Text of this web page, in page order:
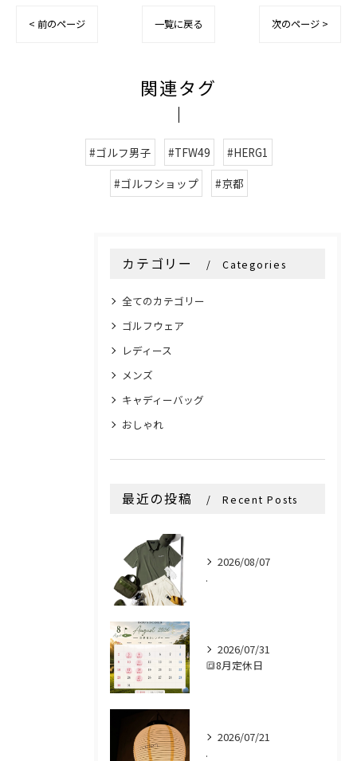
< 前のページ 一覧に戻る 次のページ >
関連タグ
#ゴルフ男子 #TFW49
#HERG1
#ゴルフショップ
#京都
カテゴリー Categories
全てのカテゴリー
ゴルフウェア
レディース
メンズ
キャディーバッグ
おしゃれ
最近の投稿 Recent Posts
2026/08/07
.
2026/07/31
🔳8月定休日
2026/07/21
.